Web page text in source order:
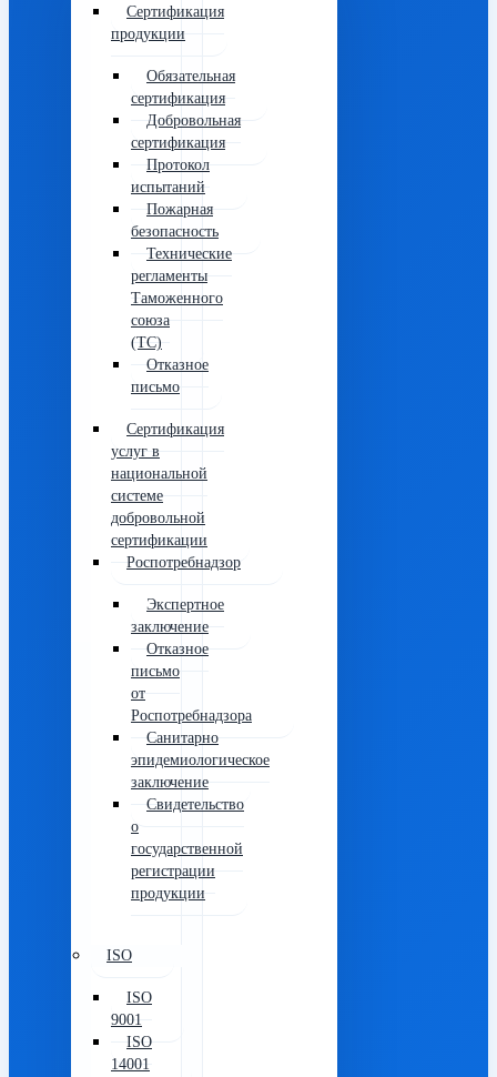
Сертификация
продукции
Обязательная
сертификация
Добровольная
сертификация
Протокол
испытаний
Пожарная
безопасность
Технические
регламенты
Таможенного
союза
(ТС)
Отказное
письмо
Сертификация
услуг в
национальной
системе
добровольной
сертификации
Роспотребнадзор
Экспертное
заключение
Отказное
письмо
от
Роспотребнадзора
Санитарно
эпидемиологическое
заключение
Свидетельство
о
государственной
регистрации
продукции
ISO
ISO
9001
ISO
14001